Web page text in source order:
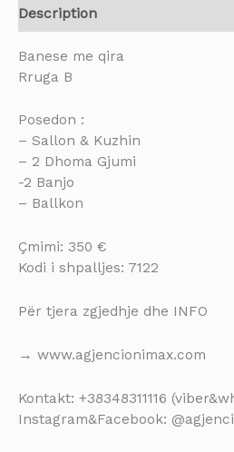
Description
Banese me qira
Rruga B
Posedon :
– Sallon & Kuzhin
– 2 Dhoma Gjumi
-2 Banjo
– Ballkon
Çmimi: 350 €
Kodi i shpalljes: 7122
Për tjera zgjedhje dhe INFO
→ www.agjencionimax.com
Kontakt: +38348311116
Instagram&Facebook: